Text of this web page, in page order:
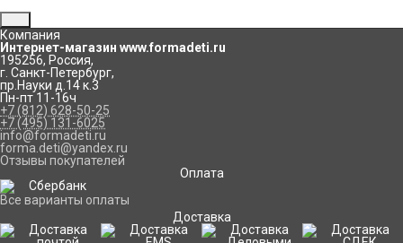
Компания
Интернет-магазин www.formadeti.ru
195256, Россия,
г. Санкт-Петербург,
пр.Науки д.14 к.3
Пн-пт 11-16ч
+7 (812) 628-50-25
+7 (495) 131-6025
info@formadeti.ru
forma.deti@yandex.ru
Отзывы покупателей
Оплата
Все варианты оплаты
Доставка